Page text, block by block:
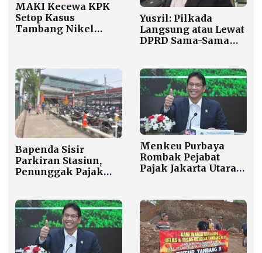
MAKI Kecewa KPK
Setop Kasus
Tambang Nikel
Yusril: Pilkada
Langsung atau Lewat
DPRD Sama-Sama
Bapenda Sisir
Parkiran Stasiun,
Penunggak Pajak
Cinta’
Menkeu Purbaya
Rombak Pejabat
Pajak Jakarta Utara
Massal